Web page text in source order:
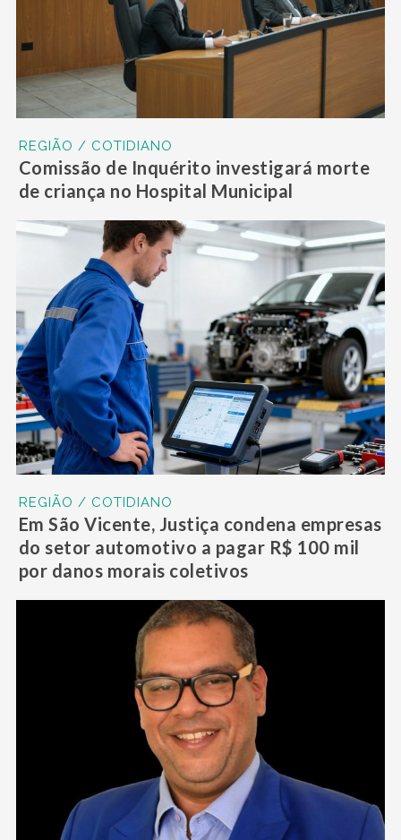
REGIÃO / COTIDIANO
Comissão de Inquérito investigará morte
de criança no Hospital Municipal
REGIÃO / COTIDIANO
Em São Vicente, Justiça condena empresas
do setor automotivo a pagar R$ 100 mil
por danos morais coletivos